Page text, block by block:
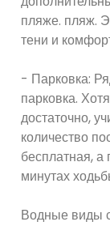
пляже. пляж.
тени и
- Парковка:
парковка.
достаточно,
количество
бесплатная, а
минутах
Водные виды